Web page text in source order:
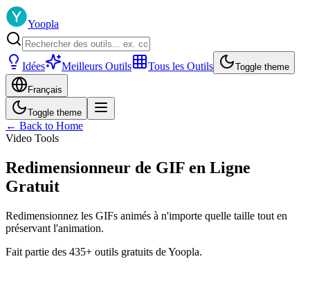
Yoopla
Idées Meilleurs Outils Tous les Outils Toggle theme
Français
Toggle theme
← Back to Home
Video Tools
Redimensionneur de GIF en Ligne
Gratuit
Redimensionnez les GIFs animés à n'importe quelle taille tout en
préservant l'animation.
Fait partie des 435+ outils gratuits de Yoopla.